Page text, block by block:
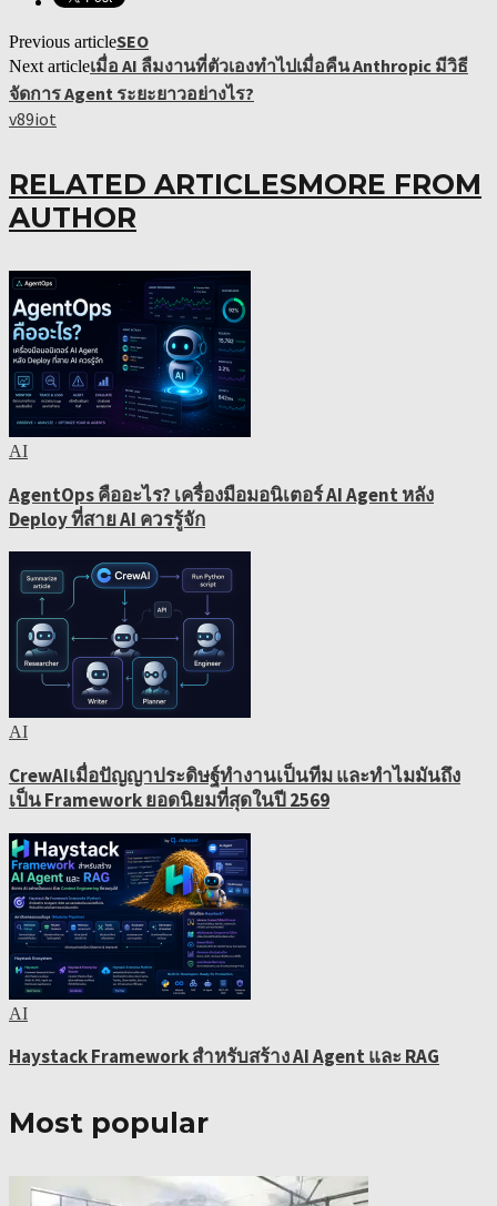
Previous articleSEO
Next articleเมื่อ AI ลืมงานที่ตัวเองทำไปเมื่อคืน Anthropic มีวิธี
จัดการ Agent ระยะยาวอย่างไร?
v89iot
RELATED ARTICLESMORE FROM
AUTHOR
AI
AgentOps คืออะไร? เครื่องมือมอนิเตอร์ AI Agent หลัง
Deploy ที่สาย AI ควรรู้จัก
AI
CrewAIเมื่อปัญญาประดิษฐ์ทำงานเป็นทีม และทำไมมันถึง
เป็น Framework ยอดนิยมที่สุดในปี 2569
AI
Haystack Framework สำหรับสร้าง AI Agent และ RAG
Most popular